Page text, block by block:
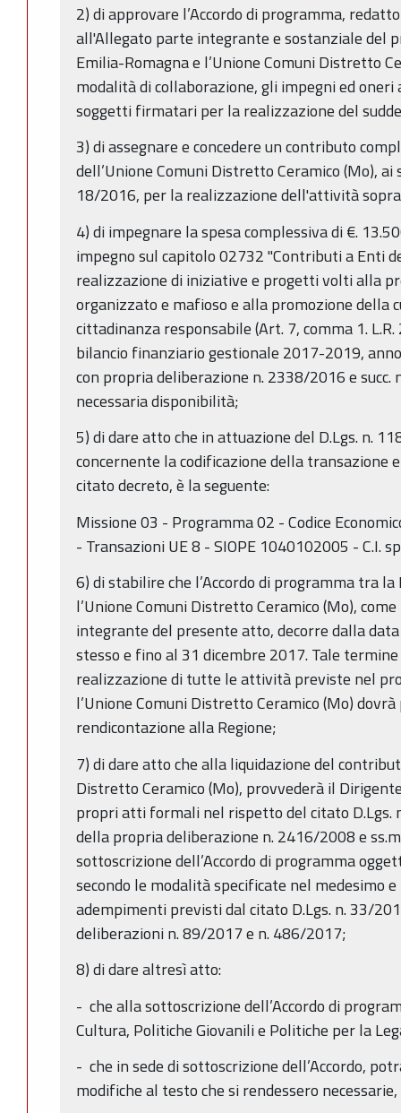
2) di approvare l’Accordo di programma,
all'Allegato parte integrante e sostanziale del
Emilia-Romagna e l’Unione Comuni Distretto
modalità di collaborazione, gli impegni ed
soggetti firmatari per la realizzazione del
3) di assegnare e concedere un contributo
dell’Unione Comuni Distretto Ceramico (Mo), ai
18/2016, per la realizzazione dell'attività
4) di impegnare la spesa complessiva di €.
impegno sul capitolo 02732 "Contributi a Enti
realizzazione di iniziative e progetti volti alla
organizzato e mafioso e alla promozione della
cittadinanza responsabile (Art. 7, comma 1.
bilancio finanziario gestionale 2017-2019,
con propria deliberazione n. 2338/2016 e succ.
necessaria disponibilità;
5) di dare atto che in attuazione del D.Lgs. n.
concernente la codificazione della transazione
citato decreto, è la seguente:
Missione 03 - Programma 02 - Codice
- Transazioni UE 8 - SIOPE 1040102005 - C.I.
6) di stabilire che l’Accordo di programma tra
l’Unione Comuni Distretto Ceramico (Mo),
integrante del presente atto, decorre dalla
stesso e fino al 31 dicembre 2017. Tale
realizzazione di tutte le attività previste nel
l’Unione Comuni Distretto Ceramico (Mo)
rendicontazione alla Regione;
7) di dare atto che alla liquidazione del
Distretto Ceramico (Mo), provvederà il
propri atti formali nel rispetto del citato D.Lgs.
della propria deliberazione n. 2416/2008 e
sottoscrizione dell’Accordo di programma
secondo le modalità specificate nel medesimo
adempimenti previsti dal citato D.Lgs. n. 33/
deliberazioni n. 89/2017 e n. 486/2017;
8) di dare altresì atto:
- che alla sottoscrizione dell’Accordo di
Cultura, Politiche Giovanili e Politiche per la
- che in sede di sottoscrizione dell’Accordo,
modifiche al testo che si rendessero